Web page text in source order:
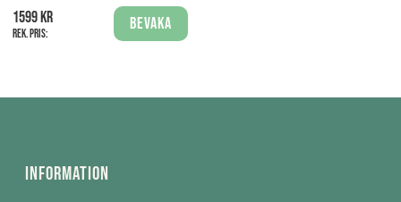
1599 kr
Rek. pris:
Bevaka
Information